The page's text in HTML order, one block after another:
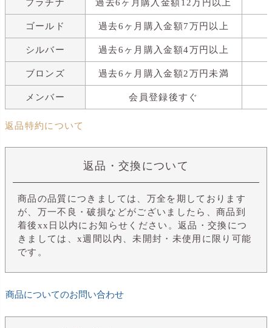
プラチナ 過去6ヶ月購入金額12万円以上
ゴールド 過去6ヶ月購入金額7万円以上
シルバー 過去6ヶ月購入金額4万円以上
ブロンズ 過去6ヶ月購入金額2万円未満
メンバー 会員登録後すぐ
返品特約について
返品・交換について
商品の品質につきましては、万全を期しております
が、万一不良・破損などがございましたら、商品到
着後xx日以内にお知らせください。返品・交換につ
きましては、x週間以内、未開封・未使用に限り可能
です。
商品についてのお問い合わせ